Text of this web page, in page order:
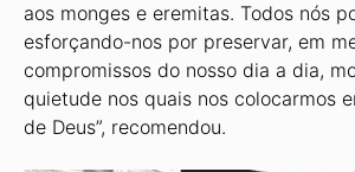
aos monges e eremitas. Todos nós
esforçando-nos por preservar, em
compromissos do nosso dia a dia,
quietude nos quais nos colocarmos
de Deus”, recomendou.